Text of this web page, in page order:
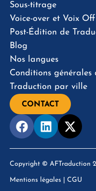
Sous-titrage
Voice-over et Voix Off
Post-Édition de
Blog
Nos langues
Conditions générales
Traduction par ville
CONTACT
Copyright © AFTraduction
Mentions légales CGU